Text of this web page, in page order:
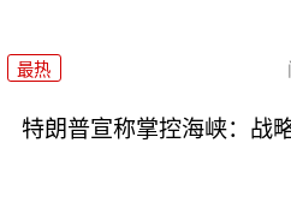
最热
特朗普宣称掌控海峡：战